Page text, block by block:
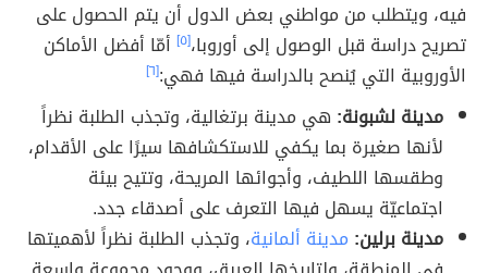
فيه، ويتطلب من مواطني بعض الدول أن يتم الحصول على
تصريح دراسة قبل الوصول إلى أوروبا،[٥]
أمّا أفضل الأماكن
الأوروبية التي يُنصح بالدراسة فيها فهي:[٦]
مدينة لشبونة: هي مدينة برتغالية، وتجذب الطلبة نظراً
لأنها صغيرة بما يكفي للاستكشافها سيرًا على الأقدام،
وطقسها اللطيف، وأجوائها المريحة، وتتيح بيئة
اجتماعيّة يسهل فيها التعرف على أصدقاء جدد.
مدينة برلين: مدينة ألمانية، وتجذب الطلبة نظراً لأهميتها